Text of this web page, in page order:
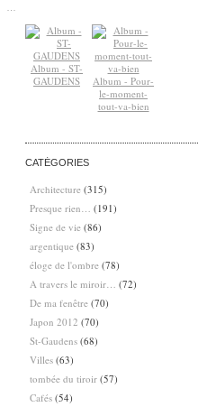
Album - ST-
GAUDENS
Album - Pour-
le-moment-
tout-va-bien
CATÉGORIES
Architecture (315)
Presque rien…
(191)
Signe de vie (86)
argentique (83)
éloge de l'ombre (78)
A travers le miroir…
(72)
De ma fenêtre (70)
Japon 2012 (70)
St-Gaudens (68)
Villes (63)
tombée du tiroir (57)
Cafés (54)